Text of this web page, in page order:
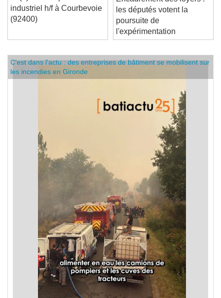
un(e) chef de produit
industriel h/f à Courbevoie
Encadrement des loyers :
les députés votent la
poursuite de
l'expérimentation
C'est dans l'actu : des entreprises de bâtiment se mobilisent sur
les incendies en Gironde